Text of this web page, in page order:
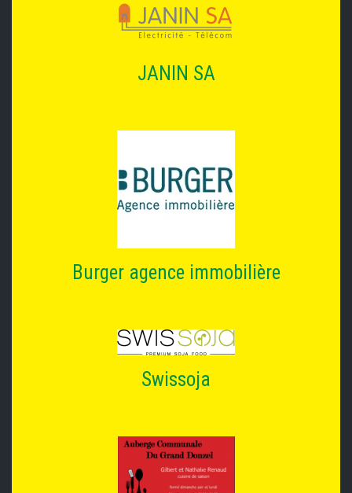
JANIN SA
Burger agence immobilière
Swissoja